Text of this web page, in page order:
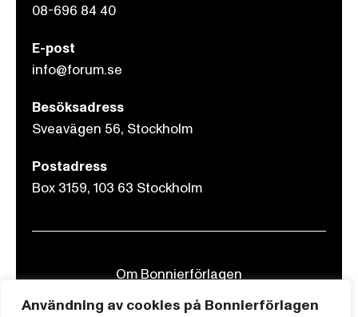
Användning av cookies på Bonnierförlagen
08-696 84 40
E-post
info@forum.se
Besöksadress
Sveavägen 56, Stockholm
Postadress
Box 3159, 103 63 Stockholm
Om Bonnierförlagen
Cookies